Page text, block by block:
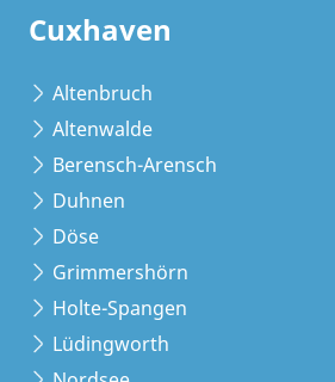
Cuxhaven
Altenbruch
Altenwalde
Berensch-Arensch
Duhnen
Döse
Grimmershörn
Holte-Spangen
Lüdingworth